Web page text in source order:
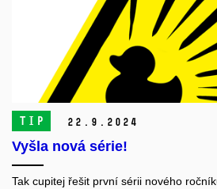
TIP 22. 9. 2024
Vyšla nová série!
Tak cupitej řešit první sérii nového